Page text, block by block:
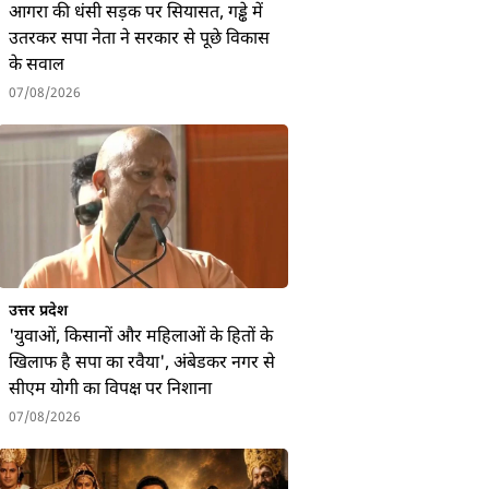
आगरा की धंसी सड़क पर सियासत, गड्ढे में
उतरकर सपा नेता ने सरकार से पूछे विकास
के सवाल
07/08/2026
उत्तर प्रदेश
'युवाओं, किसानों और महिलाओं के हितों के
खिलाफ है सपा का रवैया', अंबेडकर नगर से
सीएम योगी का विपक्ष पर निशाना
07/08/2026